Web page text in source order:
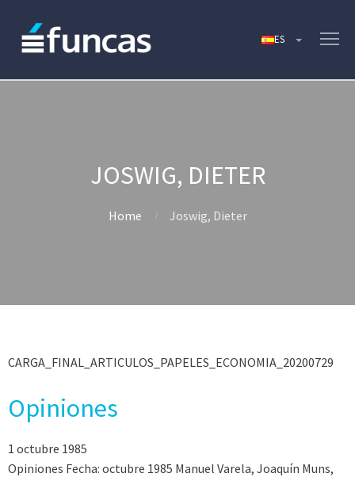
JOSWIG, DIETER
Home Joswig, Dieter
CARGA_FINAL_ARTICULOS_PAPELES_ECONOMIA_20200729
Opiniones
1 octubre 1985
Opiniones Fecha: octubre 1985 Manuel Varela, Joaquín Muns,